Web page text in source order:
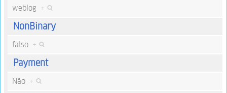
weblog +
NonBinary
falso +
Payment
Não +